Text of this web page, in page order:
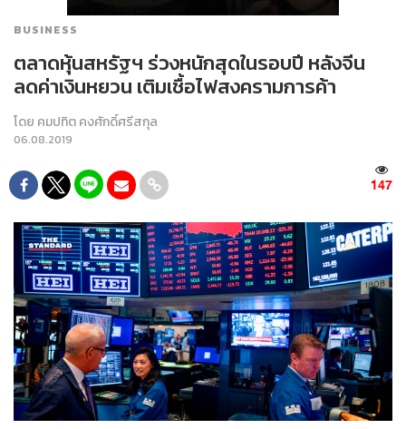
BUSINESS
ตลาดหุ้นสหรัฐฯ ร่วงหนักสุดในรอบปี หลังจีน
ลดค่าเงินหยวน เติมเชื้อไฟสงครามการค้า
โดย คมปทิต คงศักดิ์ศรีสกุล
06.08.2019
147